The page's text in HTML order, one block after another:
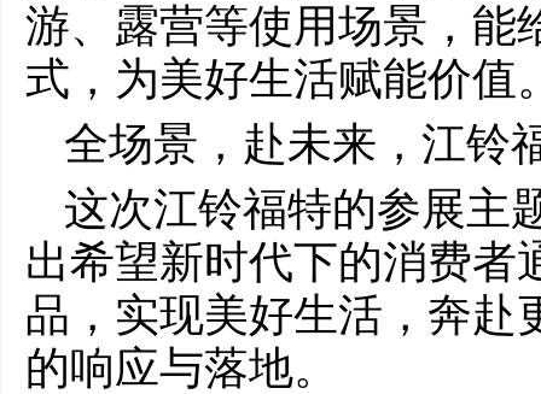
游、露营等使用场景，能
式，为美好生活赋能价值
全场景，赴未来，江铃
这次江铃福特的参展主
出希望新时代下的消费者
品，实现美好生活，奔赴
的响应与落地。